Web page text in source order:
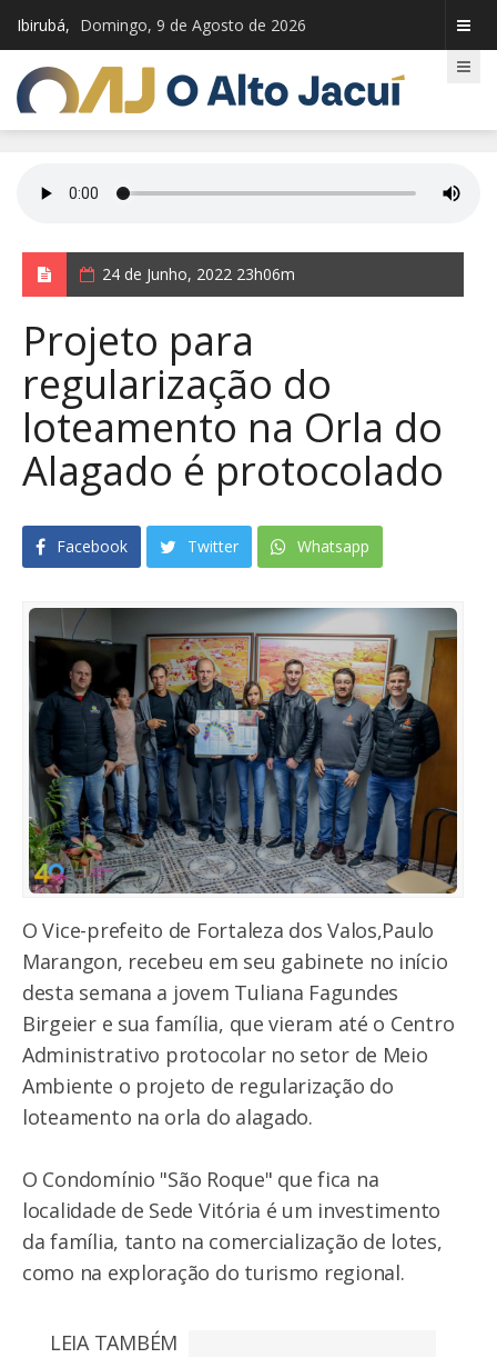
Ibirubá, Domingo, 9 de Agosto de 2026
24 de Junho, 2022 23h06m
Projeto para
regularização do
loteamento na Orla do
Alagado é protocolado
Facebook Twitter Whatsapp
O Vice-prefeito de Fortaleza dos Valos,Paulo
Marangon, recebeu em seu gabinete no início
desta semana a jovem Tuliana Fagundes
Birgeier e sua família, que vieram até o Centro
Administrativo protocolar no setor de Meio
Ambiente o projeto de regularização do
loteamento na orla do alagado.
O Condomínio "São Roque" que fica na
localidade de Sede Vitória é um investimento
da família, tanto na comercialização de lotes,
como na exploração do turismo regional.
LEIA TAMBÉM